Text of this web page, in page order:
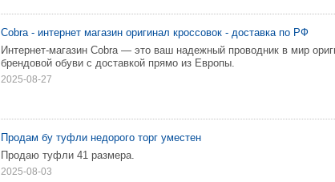
Cobra - интернет магазин оригинал кроссовок - доставка по РФ
Интернет-магазин Cobra — это ваш надежный проводник в мир
брендовой обуви с доставкой прямо из Европы.
2025-08-27
Продам бу туфли недорого торг уместен
Продаю туфли 41 размера.
2025-08-03